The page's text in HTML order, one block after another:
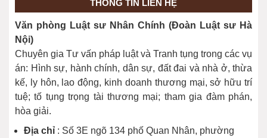
Địa chỉ Thi hành án dân sự thành phố
Đồng Nai
THÔNG TIN LIÊN HỆ
Văn phòng Luật sư Nhân Chính (Đoàn Luật sư Hà
Nội)
Chuyên gia Tư vấn pháp luật và Tranh tụng trong các vụ
án: Hình sự, hành chính, dân sự, đất đai và nhà ở, thừa
kế, ly hôn, lao động, kinh doanh thương mại, sở hữu trí
tuệ; tố tụng trọng tài thương mại; tham gia đàm phán,
hòa giải.
Địa chỉ : Số 3E ngõ 134 phố Quan Nhân, phường